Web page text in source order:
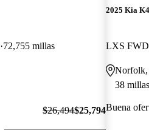
72,755 millas
$26,494$25,794
2025 Kia K4
LXS FWD
38 millas
Buena